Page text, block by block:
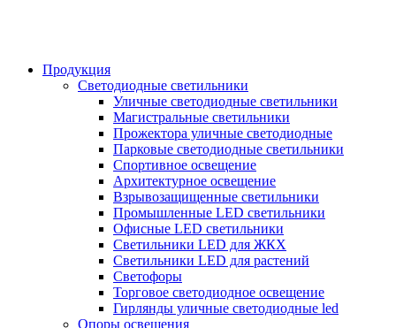
Продукция
Светодиодные светильники
Уличные светодиодные светильники
Магистральные светильники
Прожектора уличные светодиодные
Парковые светодиодные светильники
Спортивное освещение
Архитектурное освещение
Взрывозащищенные светильники
Промышленные LED светильники
Офисные LED светильники
Cветильники LED для ЖКХ
Светильники LED для растений
Светофоры
Торговое светодиодное освещение
Гирлянды уличные светодиодные led
Опоры освещения